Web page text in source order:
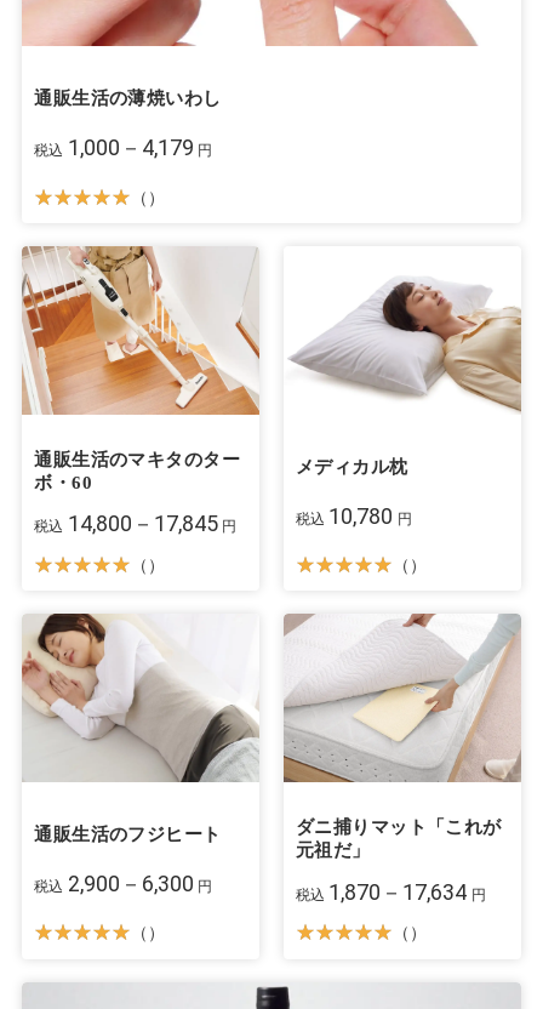
通販生活の薄焼いわし
税込 1,000－4,179 円
（）
通販生活のマキタのター
ボ・60
税込 14,800－17,845 円
（）
メディカル枕
税込 10,780 円
（）
通販生活のフジヒート
税込 2,900－6,300 円
（）
ダニ捕りマット「これが
元祖だ」
税込 1,870－17,634 円
（）